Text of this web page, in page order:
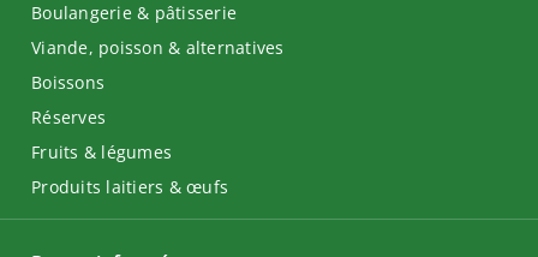
Boulangerie & pâtisserie
Viande, poisson & alternatives
Boissons
Réserves
Fruits & légumes
Produits laitiers & œufs